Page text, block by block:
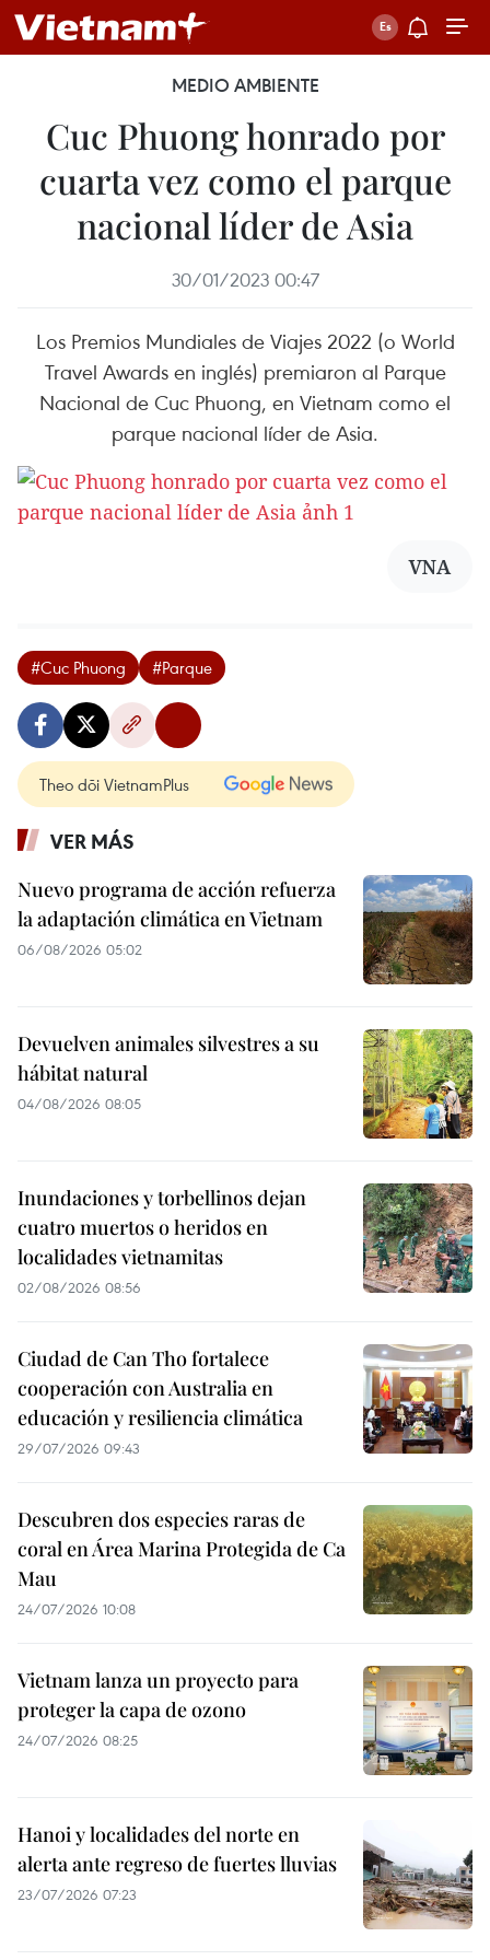
MEDIO AMBIENTE
Cuc Phuong honrado por
cuarta vez como el parque
nacional líder de Asia
30/01/2023 00:47
Los Premios Mundiales de Viajes 2022 (o World
Travel Awards en inglés) premiaron al Parque
Nacional de Cuc Phuong, en Vietnam como el
parque nacional líder de Asia.
VNA
#Cuc Phuong #Parque
Theo dõi VietnamPlus
VER MÁS
Nuevo programa de acción refuerza
la adaptación climática en Vietnam
06/08/2026 05:02
Devuelven animales silvestres a su
hábitat natural
04/08/2026 08:05
Inundaciones y torbellinos dejan
cuatro muertos o heridos en
localidades vietnamitas
02/08/2026 08:56
Ciudad de Can Tho fortalece
cooperación con Australia en
educación y resiliencia climática
29/07/2026 09:43
Descubren dos especies raras de
coral en Área Marina Protegida de Ca
Mau
24/07/2026 10:08
Vietnam lanza un proyecto para
proteger la capa de ozono
24/07/2026 08:25
Hanoi y localidades del norte en
alerta ante regreso de fuertes lluvias
23/07/2026 07:23